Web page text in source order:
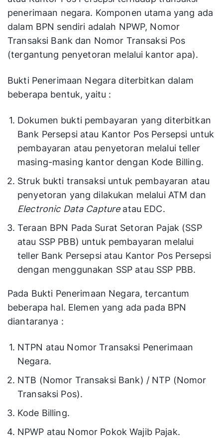
penerimaan negara. Komponen utama yang ada
dalam BPN sendiri adalah NPWP, Nomor
Transaksi Bank dan Nomor Transaksi Pos
(tergantung penyetoran melalui kantor apa).
Bukti Penerimaan Negara diterbitkan dalam
beberapa bentuk, yaitu :
Dokumen bukti pembayaran yang diterbitkan
Bank Persepsi atau Kantor Pos Persepsi untuk
pembayaran atau penyetoran melalui teller
masing-masing kantor dengan Kode Billing.
Struk bukti transaksi untuk pembayaran atau
penyetoran yang dilakukan melalui ATM dan
Electronic Data Captureatau EDC.
Teraan BPN Pada Surat Setoran Pajak (SSP
atau SSP PBB) untuk pembayaran melalui
teller Bank Persepsi atau Kantor Pos Persepsi
dengan menggunakan SSP atau SSP PBB.
Pada Bukti Penerimaan Negara, tercantum
beberapa hal. Elemen yang ada pada BPN
diantaranya :
NTPN atau Nomor Transaksi Penerimaan
Negara.
NTB (Nomor Transaksi Bank) / NTP (Nomor
Transaksi Pos).
Kode Billing.
NPWP atau Nomor Pokok Wajib Pajak.